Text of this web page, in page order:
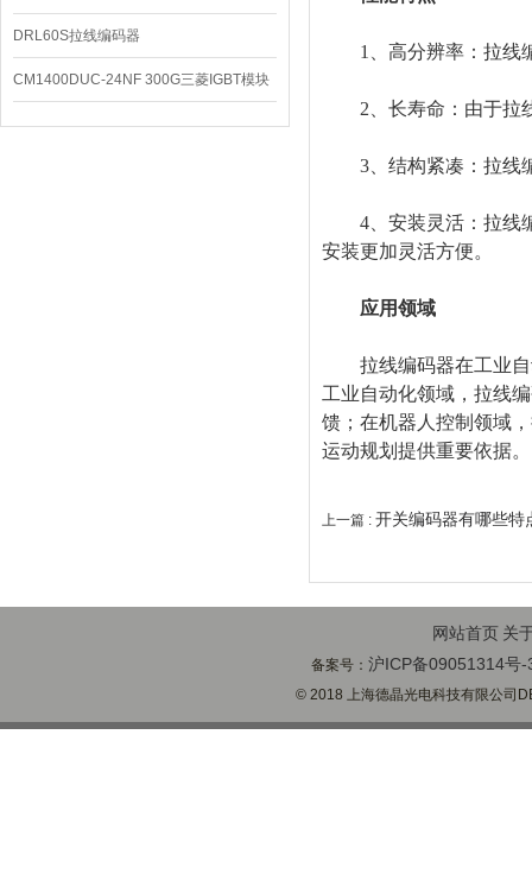
DRL60S拉线编码器
CM1400DUC-24NF 300G三菱IGBT模块
1、高分辨率：拉线编
2、长寿命：由于拉线
3、结构紧凑：拉线编
4、安装灵活：拉线编
安装更加灵活方便。
应用领域
拉线编码器在工业自
工业自动化领域，拉线
馈；在机器人控制领域
运动规划提供重要依据。
上一篇 : 开关编码器有哪些特
网站首页 关
备案号：沪ICP备09051314号-
© 2018 上海德晶光电科技有限公司